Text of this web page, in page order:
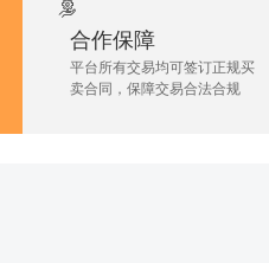
合作保障
平台所有交易均可签订正规买
卖合同，保障交易合法合规